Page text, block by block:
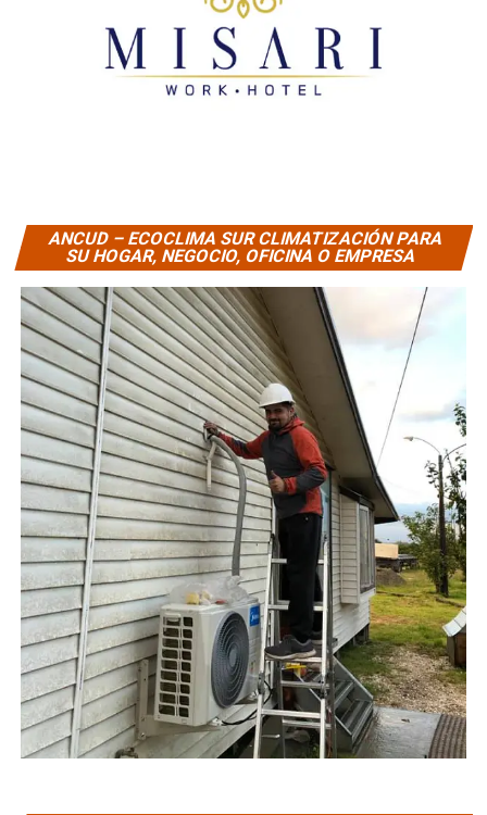
ANCUD – ECOCLIMA SUR CLIMATIZACIÓN PARA
SU HOGAR, NEGOCIO, OFICINA O EMPRESA